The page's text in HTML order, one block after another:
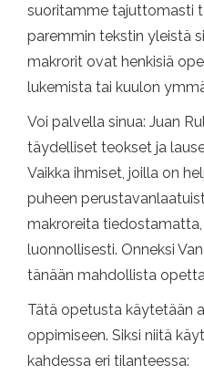
suoritamme tajuttomasti
paremmin tekstin yleistä
makrorit ovat henkisiä
lukemista tai kuulon
Voi palvella sinua: Juan
täydelliset teokset ja
Vaikka ihmiset, joilla on
puheen
makroreita
luonnollisesti. Onneksi
tänään mahdollista
Tätä opetusta käytetään
oppimiseen. Siksi niitä
kahdessa eri tilanteessa: